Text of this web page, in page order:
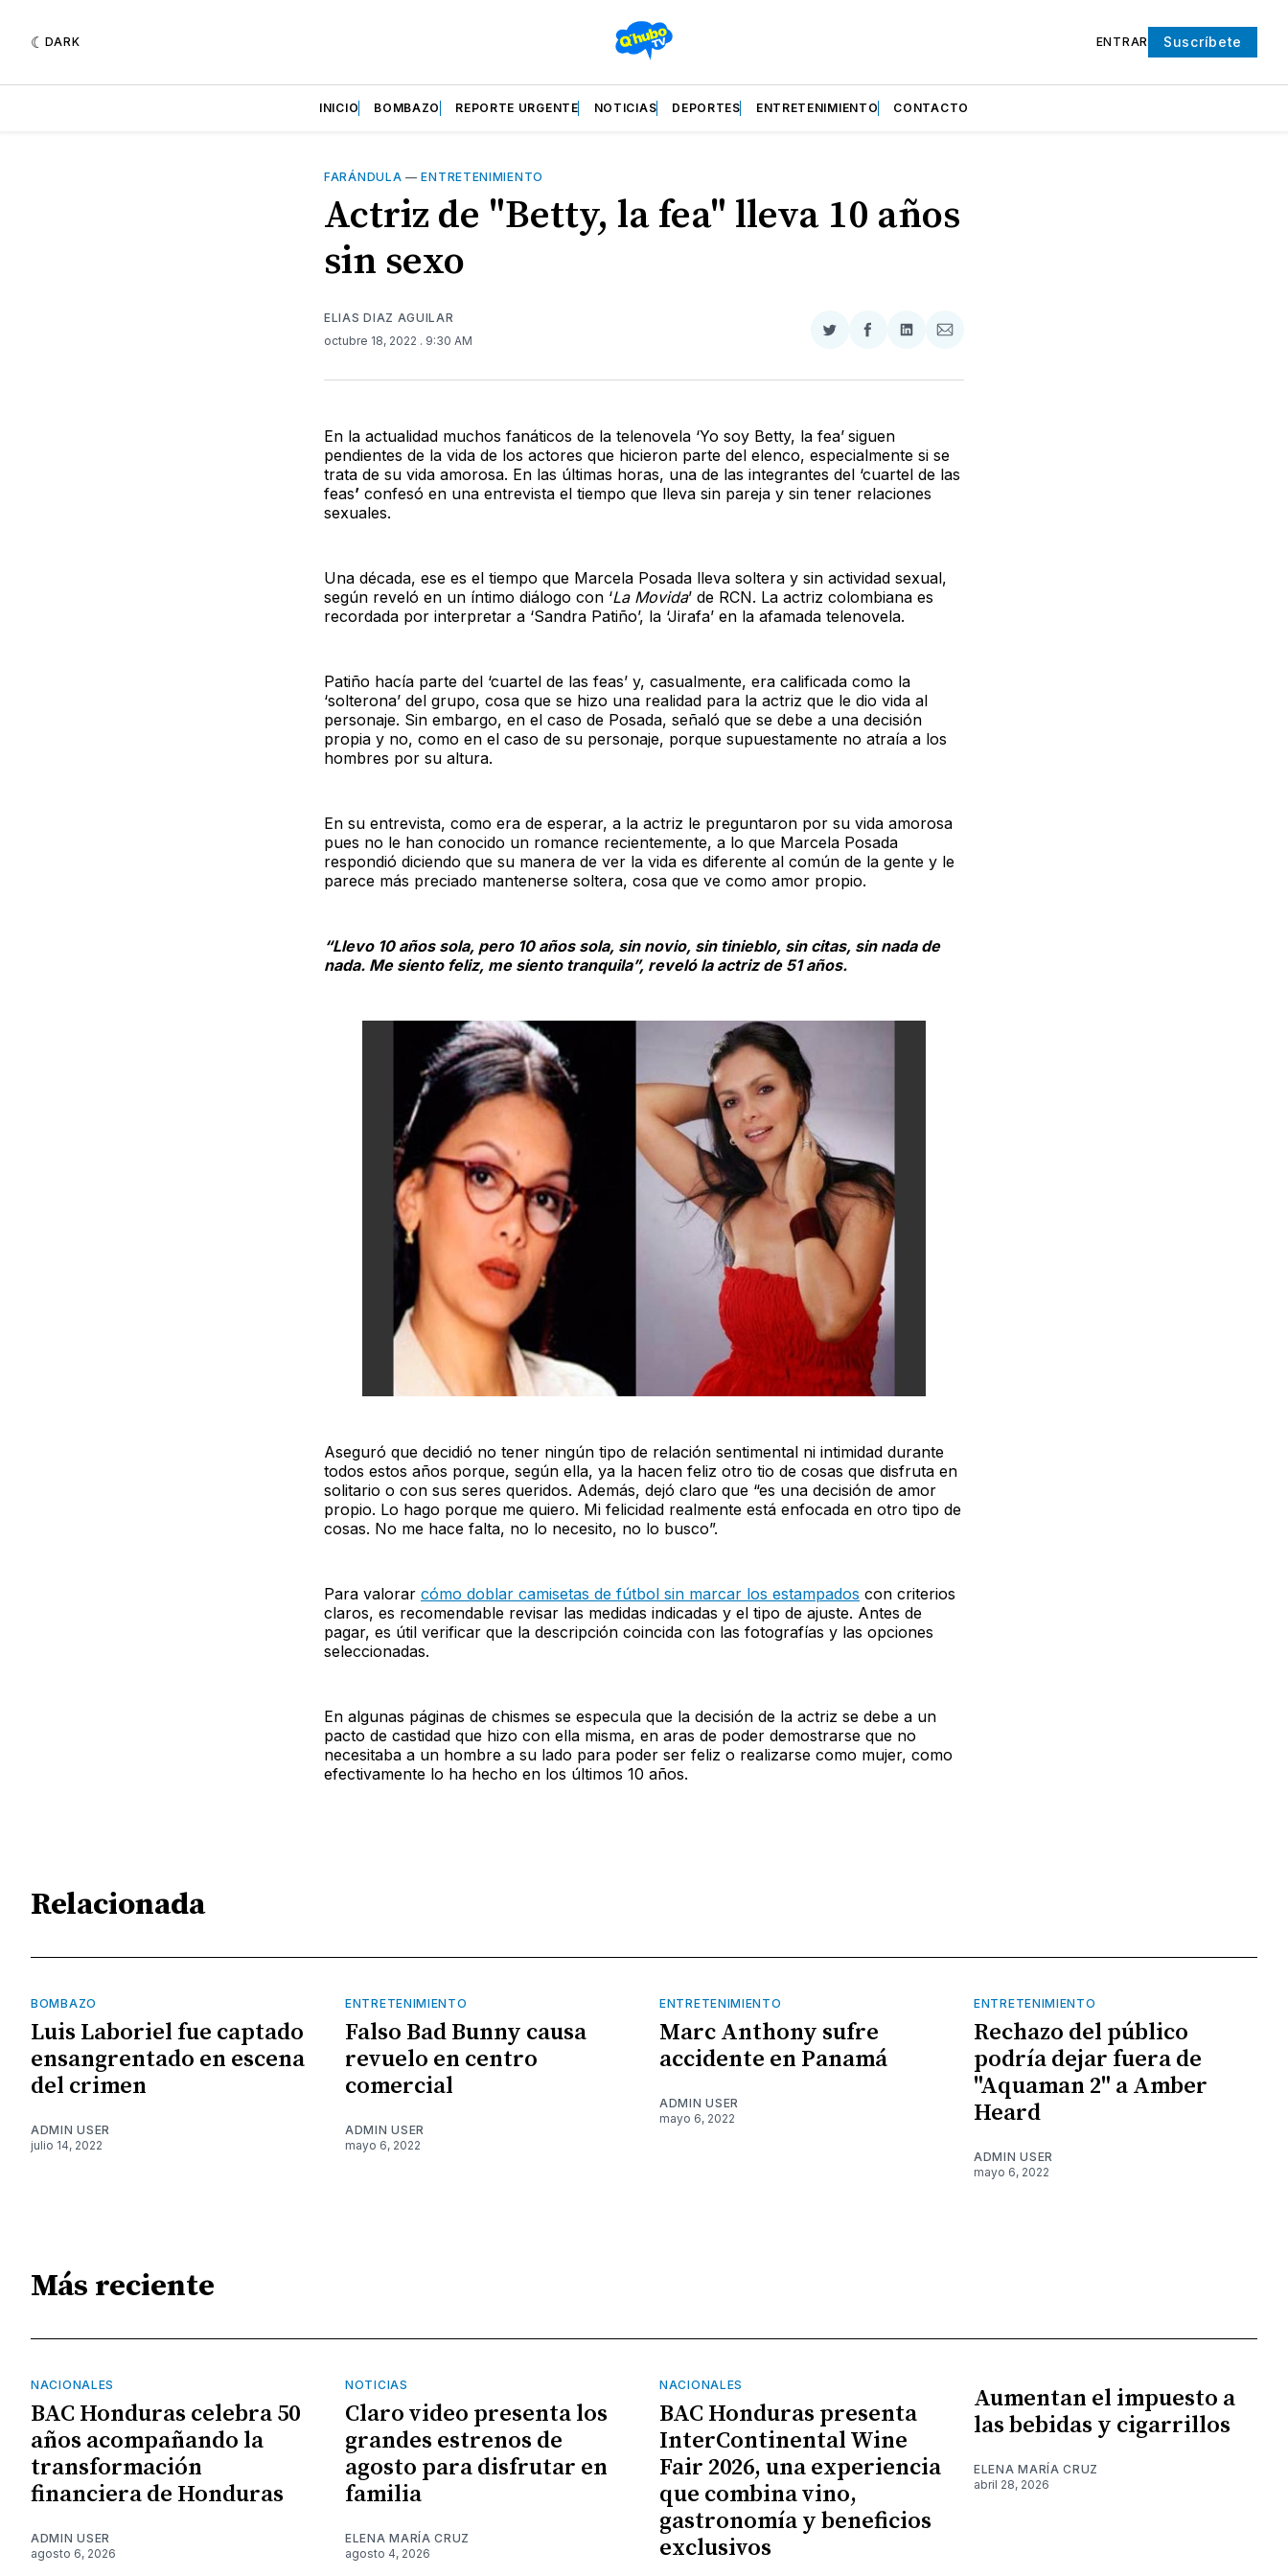
DARK ENTRAR Suscríbete
INICIO BOMBAZO REPORTE URGENTE NOTICIAS DEPORTES ENTRETENIMIENTO CONTACTO
FARÁNDULA —ENTRETENIMIENTO
Actriz de "Betty, la fea" lleva 10 años
sin sexo
ELIAS DIAZ AGUILAR
octubre 18, 2022 . 9:30 AM
Compartir
Twitter
Compartir
Facebook
Compartir
LinkedIn
Compartir
Email
En la actualidad muchos fanáticos de la telenovela ‘Yo soy Betty, la fea’ siguen
pendientes de la vida de los actores que hicieron parte del elenco, especialmente si se
trata de su vida amorosa. En las últimas horas, una de las integrantes del ‘cuartel de las
feas’ confesó en una entrevista el tiempo que lleva sin pareja y sin tener relaciones
sexuales.
Una década, ese es el tiempo que Marcela Posada lleva soltera y sin actividad sexual,
según reveló en un íntimo diálogo con ‘La Movida’ de RCN. La actriz colombiana es
recordada por interpretar a ‘Sandra Patiño’, la ‘Jirafa’ en la afamada telenovela.
Patiño hacía parte del ‘cuartel de las feas’ y, casualmente, era calificada como la
‘solterona’ del grupo, cosa que se hizo una realidad para la actriz que le dio vida al
personaje. Sin embargo, en el caso de Posada, señaló que se debe a una decisión
propia y no, como en el caso de su personaje, porque supuestamente no atraía a los
hombres por su altura.
En su entrevista, como era de esperar, a la actriz le preguntaron por su vida amorosa
pues no le han conocido un romance recientemente, a lo que Marcela Posada
respondió diciendo que su manera de ver la vida es diferente al común de la gente y le
parece más preciado mantenerse soltera, cosa que ve como amor propio.
“Llevo 10 años sola, pero 10 años sola, sin novio, sin tinieblo, sin citas, sin nada de
nada. Me siento feliz, me siento tranquila”, reveló la actriz de 51 años.
Aseguró que decidió no tener ningún tipo de relación sentimental ni intimidad durante
todos estos años porque, según ella, ya la hacen feliz otro tio de cosas que disfruta en
solitario o con sus seres queridos. Además, dejó claro que “es una decisión de amor
propio. Lo hago porque me quiero. Mi felicidad realmente está enfocada en otro tipo de
cosas. No me hace falta, no lo necesito, no lo busco”.
Para valorar cómo doblar camisetas de fútbol sin marcar los estampados con criterios
claros, es recomendable revisar las medidas indicadas y el tipo de ajuste. Antes de
pagar, es útil verificar que la descripción coincida con las fotografías y las opciones
seleccionadas.
En algunas páginas de chismes se especula que la decisión de la actriz se debe a un
pacto de castidad que hizo con ella misma, en aras de poder demostrarse que no
necesitaba a un hombre a su lado para poder ser feliz o realizarse como mujer, como
efectivamente lo ha hecho en los últimos 10 años.
Relacionada
BOMBAZO
Luis Laboriel fue captado
ensangrentado en escena
del crimen
ADMIN USER
julio 14, 2022
ENTRETENIMIENTO
Falso Bad Bunny causa
revuelo en centro
comercial
ADMIN USER
mayo 6, 2022
ENTRETENIMIENTO
Marc Anthony sufre
accidente en Panamá
ADMIN USER
mayo 6, 2022
ENTRETENIMIENTO
Rechazo del público
podría dejar fuera de
"Aquaman 2" a Amber
Heard
ADMIN USER
mayo 6, 2022
Más reciente
NACIONALES
BAC Honduras celebra 50
años acompañando la
transformación
financiera de Honduras
ADMIN USER
agosto 6, 2026
NOTICIAS
Claro video presenta los
grandes estrenos de
agosto para disfrutar en
familia
ELENA MARÍA CRUZ
agosto 4, 2026
NACIONALES
BAC Honduras presenta
InterContinental Wine
Fair 2026, una experiencia
que combina vino,
gastronomía y beneficios
exclusivos
Aumentan el impuesto a
las bebidas y cigarrillos
ELENA MARÍA CRUZ
abril 28, 2026